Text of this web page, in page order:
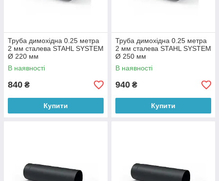
Труба димохідна 0.25 метра
2 мм сталева STAHL SYSTEM
Ø 220 мм
В наявності
840 ₴
Купити
Труба димохідна 0.25 метра
2 мм сталева STAHL SYSTEM
Ø 250 мм
В наявності
940 ₴
Купити